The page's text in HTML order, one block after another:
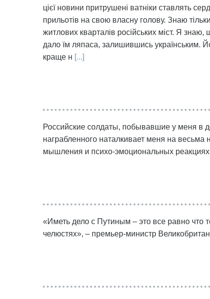
цієї новини притрушені ватніки ставлять
прильотів на свою власну голову. Знаю
житлових кварталів російських міст. Я
дало їм ляпаса, залишившись українським.
краще н [...]
Российские солдаты, побывавшие у меня в
награбленного наталкивает меня на
мышления и психо-эмоциональных
«Иметь дело с Путиным – это все равно что
челюстях», – премьер-министр